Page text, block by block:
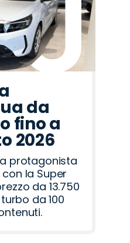
da
fino a
2026
protagonista
la Super
da 13.750
da 100